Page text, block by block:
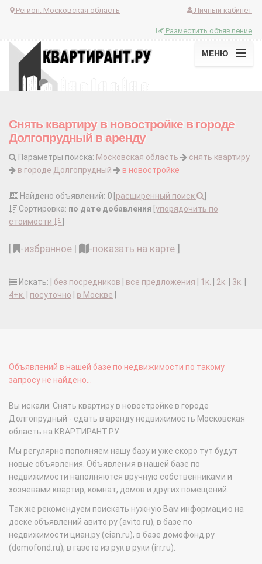
Регион: Московская область Личный кабинет
Разместить объявление
МЕНЮ
Снять квартиру в новостройке в городе
Долгопрудный в аренду
Параметры поиска: Московская область
снять квартиру
в городе Долгопрудный
в новостройке
Найдено объявлений: 0 расширенный поиск
Сортировка: по дате добавления упорядочить по
стоимости
-избранное | -показать на карте
Искать: | без посредников все предложения 1к. 2к. 3к.
4+к.
посуточно в Москве
Объявлений в нашей базе по недвижимости по такому
запросу не найдено...
Вы искали: Снять квартиру в новостройке в городе
Долгопрудный - сдать в аренду недвижимость Московская
область на КВАРТИРАНТ.РУ
Мы регулярно пополняем нашу базу и уже скоро тут будут
новые объявления. Объявления в нашей базе по
недвижимости наполняются вручную собственниками и
хозяевами квартир, комнат, домов и других помещений.
Так же рекомендуем поискать нужную Вам информацию на
доске объявлений авито.ру (avito.ru), в базе по
недвижимости циан.ру (cian.ru), в базе домофонд.ру
(domofond.ru), в газете из рук в руки (irr.ru).